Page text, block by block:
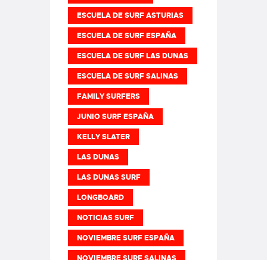
ESCUELA DE SURF ASTURIAS
ESCUELA DE SURF ESPAÑA
ESCUELA DE SURF LAS DUNAS
ESCUELA DE SURF SALINAS
FAMILY SURFERS
JUNIO SURF ESPAÑA
KELLY SLATER
LAS DUNAS
LAS DUNAS SURF
LONGBOARD
NOTICIAS SURF
NOVIEMBRE SURF ESPAÑA
NOVIEMBRE SURF SALINAS